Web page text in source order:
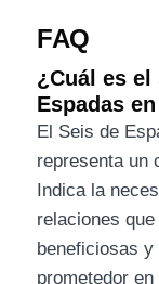
FAQ
¿Cuál es
Espadas
El Seis de
representa un
Indica la
relaciones
beneficiosas
prometedor en